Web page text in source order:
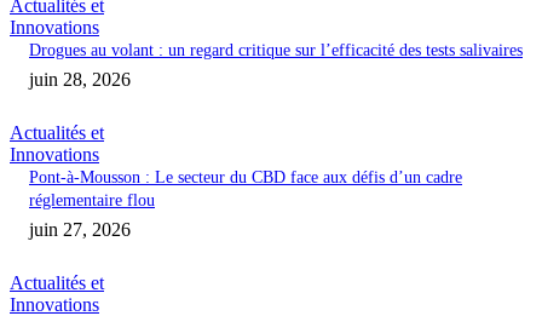
Actualités et
Innovations
Drogues au volant : un regard critique sur l’efficacité des tests salivaires
juin 28, 2026
Actualités et
Innovations
Pont-à-Mousson : Le secteur du CBD face aux défis d’un cadre
réglementaire flou
juin 27, 2026
Actualités et
Innovations